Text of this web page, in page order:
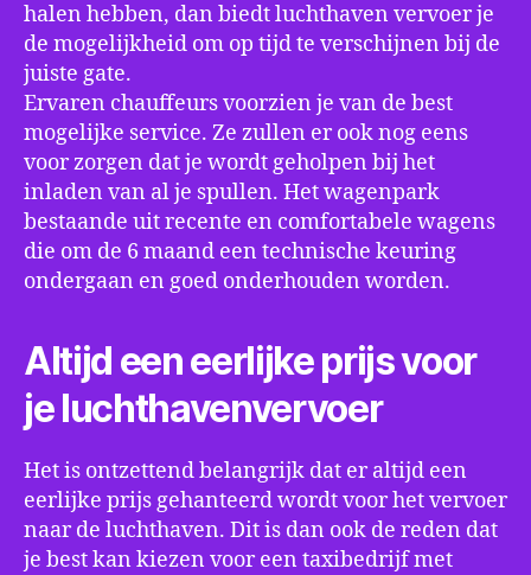
halen hebben, dan biedt luchthaven vervoer je
de mogelijkheid om op tijd te verschijnen bij de
juiste gate.
Ervaren chauffeurs voorzien je van de best
mogelijke service. Ze zullen er ook nog eens
voor zorgen dat je wordt geholpen bij het
inladen van al je spullen. Het wagenpark
bestaande uit recente en comfortabele wagens
die om de 6 maand een technische keuring
ondergaan en goed onderhouden worden.
Altijd een eerlijke prijs voor
je luchthavenvervoer
Het is ontzettend belangrijk dat er altijd een
eerlijke prijs gehanteerd wordt voor het vervoer
naar de luchthaven. Dit is dan ook de reden dat
je best kan kiezen voor een taxibedrijf met